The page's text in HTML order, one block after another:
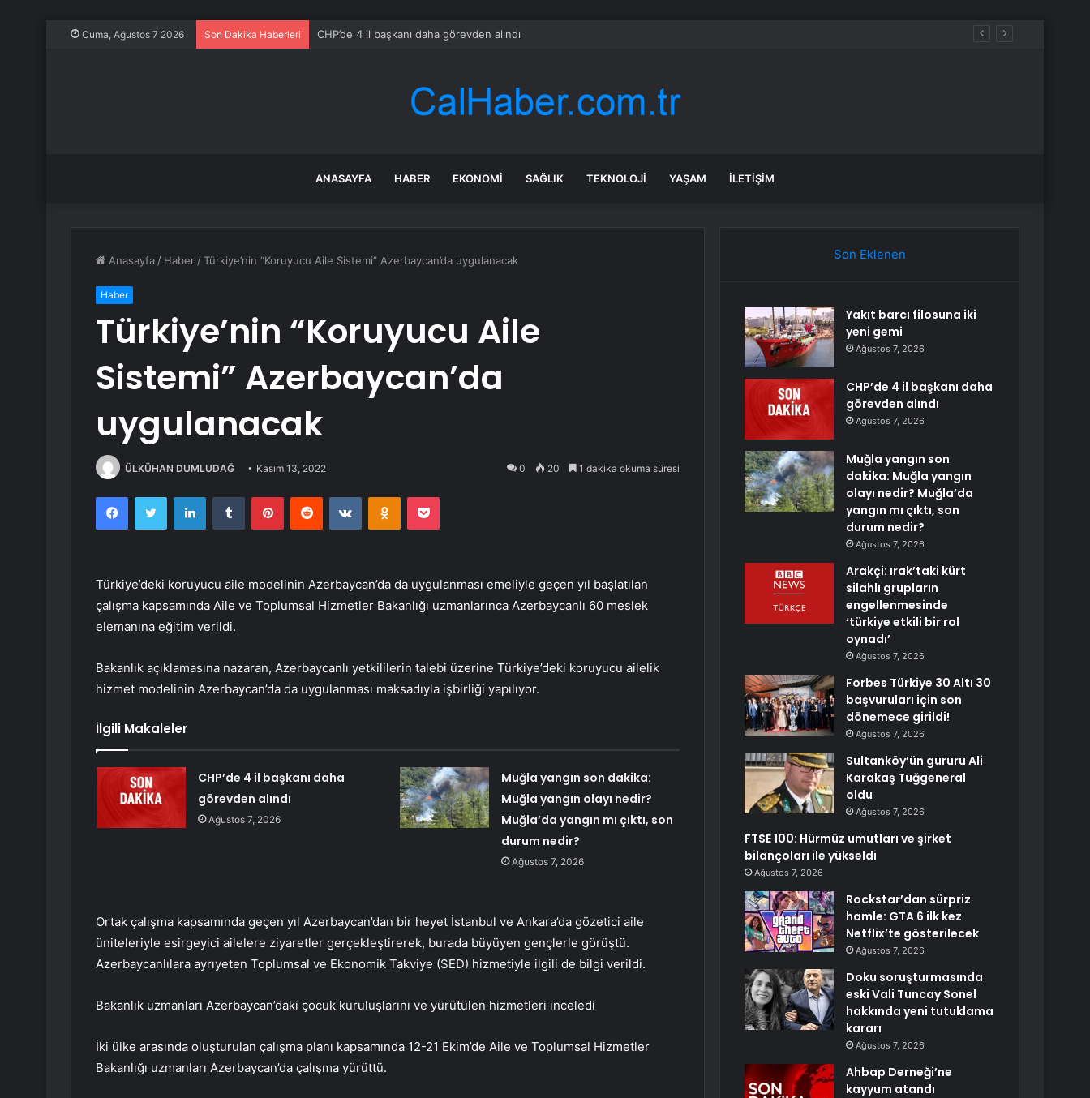
Cuma, Ağustos 7 2026 Son Dakika Haberleri CHP’de 4 il başkanı daha görevden alındı
ANASAYFA HABER EKONOMI SAĞLIK TEKNOLOJI YAŞAM İLETIŞIM
Anasayfa / Haber /Türkiye’nin “Koruyucu Aile Sistemi” Azerbaycan’da uygulanacak
Haber
Türkiye’nin “Koruyucu Aile
Sistemi” Azerbaycan’da
uygulanacak
ÜLKÜHAN DUMLUDAĞ Kasım 13, 2022 0 20 1 dakika okuma süresi
FacebookTwitter LinkedInTumblr PinterestReddit VKontakteOdnoklassniki
Pocket
Türkiye’deki koruyucu aile modelinin Azerbaycan’da da uygulanması emeliyle geçen yıl başlatılan
çalışma kapsamında Aile ve Toplumsal Hizmetler Bakanlığı uzmanlarınca Azerbaycanlı 60 meslek
elemanına eğitim verildi.
Bakanlık açıklamasına nazaran, Azerbaycanlı yetkililerin talebi üzerine Türkiye’deki koruyucu ailelik
hizmet modelinin Azerbaycan’da da uygulanması maksadıyla işbirliği yapılıyor.
İlgili Makaleler
CHP’de 4 il başkanı daha
görevden alındı
Ağustos 7, 2026
Muğla yangın son dakika:
Muğla yangın olayı nedir?
Muğla’da yangın mı çıktı, son
durum nedir?
Ağustos 7, 2026
Ortak çalışma kapsamında geçen yıl Azerbaycan’dan bir heyet İstanbul ve Ankara’da gözetici aile
üniteleriyle esirgeyici ailelere ziyaretler gerçekleştirerek, burada büyüyen gençlerle görüştü.
Azerbaycanlılara ayrıyeten Toplumsal ve Ekonomik Takviye (SED) hizmetiyle ilgili de bilgi verildi.
Bakanlık uzmanları Azerbaycan’daki çocuk kuruluşlarını ve yürütülen hizmetleri inceledi
İki ülke arasında oluşturulan çalışma planı kapsamında 12-21 Ekim’de Aile ve Toplumsal Hizmetler
Bakanlığı uzmanları Azerbaycan’da çalışma yürüttü.
Son Eklenen
Yakıt barcı filosuna iki
yeni gemi
Ağustos 7, 2026
CHP’de 4 il başkanı daha
görevden alındı
Ağustos 7, 2026
Muğla yangın son
dakika: Muğla yangın
olayı nedir? Muğla’da
yangın mı çıktı, son
durum nedir?
Ağustos 7, 2026
Arakçi: ırak’taki kürt
silahlı grupların
engellenmesinde
‘türkiye etkili bir rol
oynadı’
Ağustos 7, 2026
Forbes Türkiye 30 Altı 30
başvuruları için son
dönemece girildi!
Ağustos 7, 2026
Sultanköy’ün gururu Ali
Karakaş Tuğgeneral
oldu
Ağustos 7, 2026
FTSE 100: Hürmüz umutları ve şirket
bilançoları ile yükseldi
Ağustos 7, 2026
Rockstar’dan sürpriz
hamle: GTA 6 ilk kez
Netflix’te gösterilecek
Ağustos 7, 2026
Doku soruşturmasında
eski Vali Tuncay Sonel
hakkında yeni tutuklama
kararı
Ağustos 7, 2026
Ahbap Derneği’ne
kayyum atandı